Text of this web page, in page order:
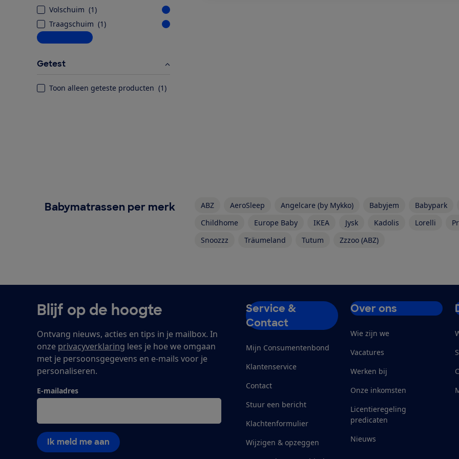
Volschuim (1)
Traagschuim (1)
Meer informatie
Getest
Toon alleen geteste producten (1)
Babymatrassen per merk ABZ AeroSleep Angelcare (by Mykko) Babyjem
Babypark
Childhome
Europe Baby IKEA Jysk Kadolis Lorelli
Snoozzz
Träumeland Tutum Zzzoo (ABZ)
Blijf op de hoogte
Ontvang nieuws, acties en tips in je mailbox. In
onze privacyverklaring lees je hoe we omgaan
met je persoonsgegevens en e-mails voor je
personaliseren.
E-mailadres
Ik meld me aan
Service &
Contact
Mijn Consumentenbond
Klantenservice
Contact
Stuur een bericht
Klachtenformulier
Wijzigen & opzeggen
Over ons
Wie zijn we
Vacatures
Werken bij
Onze inkomsten
Licentieregeling
predicaten
Nieuws